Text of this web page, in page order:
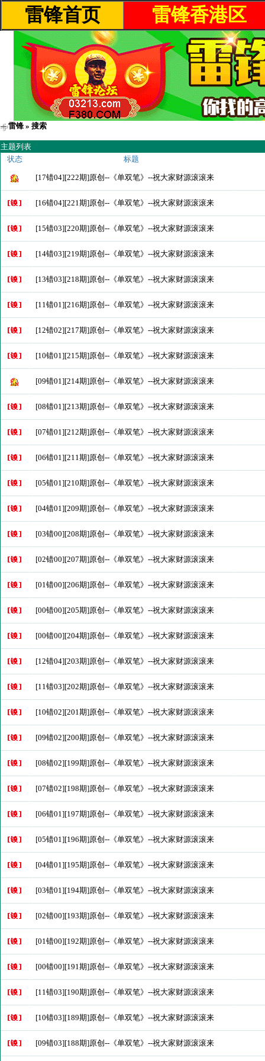
雷锋首页 雷锋香港区
雷锋 » 搜索
主题列表
状态
标题
[17错04][222期]原创--《单双笔》--祝大家财源滚滚来
[16错04][221期]原创--《单双笔》--祝大家财源滚滚来
[15错03][220期]原创--《单双笔》--祝大家财源滚滚来
[14错03][219期]原创--《单双笔》--祝大家财源滚滚来
[13错03][218期]原创--《单双笔》--祝大家财源滚滚来
[11错01][216期]原创--《单双笔》--祝大家财源滚滚来
[12错02][217期]原创--《单双笔》--祝大家财源滚滚来
[10错01][215期]原创--《单双笔》--祝大家财源滚滚来
[09错01][214期]原创--《单双笔》--祝大家财源滚滚来
[08错01][213期]原创--《单双笔》--祝大家财源滚滚来
[07错01][212期]原创--《单双笔》--祝大家财源滚滚来
[06错01][211期]原创--《单双笔》--祝大家财源滚滚来
[05错01][210期]原创--《单双笔》--祝大家财源滚滚来
[04错01][209期]原创--《单双笔》--祝大家财源滚滚来
[03错00][208期]原创--《单双笔》--祝大家财源滚滚来
[02错00][207期]原创--《单双笔》--祝大家财源滚滚来
[01错00][206期]原创--《单双笔》--祝大家财源滚滚来
[00错00][205期]原创--《单双笔》--祝大家财源滚滚来
[00错00][204期]原创--《单双笔》--祝大家财源滚滚来
[12错04][203期]原创--《单双笔》--祝大家财源滚滚来
[11错03][202期]原创--《单双笔》--祝大家财源滚滚来
[10错02][201期]原创--《单双笔》--祝大家财源滚滚来
[09错02][200期]原创--《单双笔》--祝大家财源滚滚来
[08错02][199期]原创--《单双笔》--祝大家财源滚滚来
[07错02][198期]原创--《单双笔》--祝大家财源滚滚来
[06错01][197期]原创--《单双笔》--祝大家财源滚滚来
[05错01][196期]原创--《单双笔》--祝大家财源滚滚来
[04错01][195期]原创--《单双笔》--祝大家财源滚滚来
[03错01][194期]原创--《单双笔》--祝大家财源滚滚来
[02错00][193期]原创--《单双笔》--祝大家财源滚滚来
[01错00][192期]原创--《单双笔》--祝大家财源滚滚来
[00错00][191期]原创--《单双笔》--祝大家财源滚滚来
[11错03][190期]原创--《单双笔》--祝大家财源滚滚来
[10错03][189期]原创--《单双笔》--祝大家财源滚滚来
[09错03][188期]原创--《单双笔》--祝大家财源滚滚来